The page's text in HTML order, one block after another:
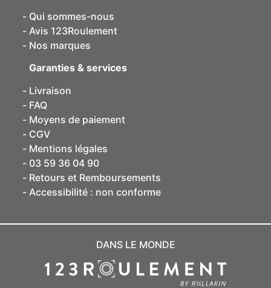
Qui sommes-nous
Avis 123Roulement
Nos marques
Garanties & services
Livraison
FAQ
Moyens de paiement
CGV
Mentions légales
03 59 36 04 90
Retours et Remboursements
Accessibilité : non conforme
DANS LE MONDE